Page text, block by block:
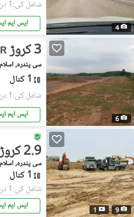
4
شامل کی:1 دن پہل
ایس ایم
6
3 کروڑ
سی پندرہ, اسلام
1 کنال
شامل کی:1 دن پہل
ایس ایم
9
1
2.9 کروڑ
سی پندرہ, اسلام
1 کنال
شامل کی:1 دن پہل
ایس ایم